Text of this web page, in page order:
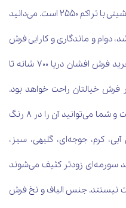
فرش افشان دریا 700 شانه یک فرش ماشینی با تراکم 2550 است. می‌دانید
و ماندگاری و کارایی فرش
هم بیشتر می‌شود. به این ترتیب با خرید فرش افشان دریا 700 شانه تا
خیالتان راحت خواهد بود.
رنگ غالب این فرش، کرم و سوره‌ای است و شما می‌توانید آن را در 8 رنگ
کرم، جوجه‌ای، گلبهی، سبز،
سورمه‌ای زودتر کثیف می‌شوند
نیستند. جنس الیاف و نخ فرش